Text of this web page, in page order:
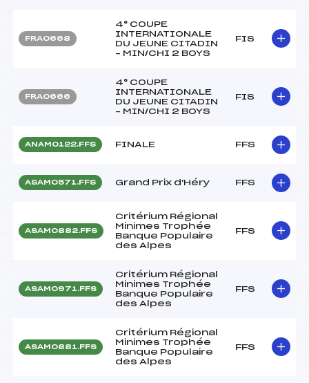
FRA0668
4° COUPE
INTERNATIONALE
DU JEUNE CITADIN
– MIN/CHI 2 BOYS
FIS
FRA0666
4° COUPE
INTERNATIONALE
DU JEUNE CITADIN
– MIN/CHI 2 BOYS
FIS
ANAM0122.FFS FINALE FFS
ASAM0571.FFS Grand Prix d'Héry FFS
ASAM0882.FFS
Critérium Régional
Minimes Trophée
Banque Populaire
des Alpes
FFS
ASAM0971.FFS
Critérium Régional
Minimes Trophée
Banque Populaire
des Alpes
FFS
ASAM0881.FFS
Critérium Régional
Minimes Trophée
Banque Populaire
des Alpes
FFS